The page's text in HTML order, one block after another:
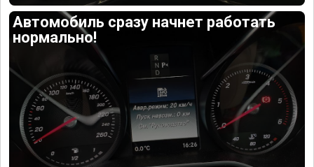
Автомобиль сразу начнет работать
нормально!